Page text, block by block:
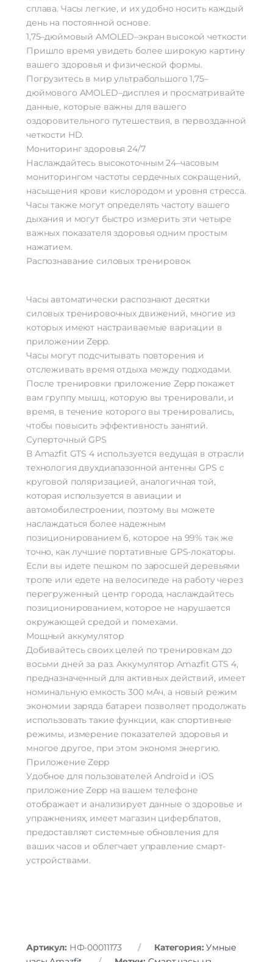
Аккумулятор
Аккумулятор
Li-Poly
Емкость аккумулятора
500 мАч
Время заряда
Время работы
Отслеживание
Дыхательные упражнения
Физическая активность
Мониторинг сна
Уровень стресса
Женское здоровье
Датчики
Акселерометр
Гироскоп
Версия Bluetooth
Питание
Функции зарядки
Навигация
Навигация GALILEO | GPS | ГЛОНАСС
Дополнительно
Оперативная Память
сплава. Часы легкие, и их удобно носить каждый
день на постоянной основе.
1,75–дюймовый AMOLED–экран высокой четкости
Пришло время увидеть более широкую картину
вашего здоровья и физической формы.
Погрузитесь в мир ультрабольшого 1,75–
дюймового AMOLED–дисплея и просматривайте
данные, которые важны для вашего
оздоровительного путешествия, в первозданной
четкости HD.
Мониторинг здоровья 24/7
Наслаждайтесь высокоточным 24–часовым
мониторингом частоты сердечных сокращений,
насыщения крови кислородом и уровня стресса.
Часы также могут определять частоту вашего
дыхания и могут быстро измерить эти четыре
важных показателя здоровья одним простым
нажатием.
Распознавание силовых тренировок
Часы автоматически распознают десятки
силовых тренировочных движений, многие из
которых имеют настраиваемые вариации в
приложении Zepp.
Часы могут подсчитывать повторения и
отслеживать время отдыха между подходами.
После тренировки приложение Zepp покажет
вам группу мышц, которую вы тренировали, и
время, в течение которого вы тренировались,
чтобы повысить эффективность занятий.
Суперточный GPS
В Amazfit GTS 4 используется ведущая в отрасли
технология двухдиапазонной антенны GPS с
круговой поляризацией, аналогичная той,
которая используется в авиации и
автомобилестроении, поэтому вы можете
наслаждаться более надежным
позиционированием 6, которое на 99% так же
точно, как лучшие портативные GPS-локаторы.
Если вы идете пешком по заросшей деревьями
тропе или едете на велосипеде на работу через
перегруженный центр города, наслаждайтесь
позиционированием, которое не нарушается
окружающей средой и помехами.
Мощный аккумулятор
Добивайтесь своих целей по тренировкам до
восьми дней за раз. Аккумулятор Amazfit GTS 4,
предназначенный для активных действий, имеет
номинальную емкость 300 мАч, а новый режим
экономии заряда батареи позволяет продолжать
использовать такие функции, как спортивные
режимы, измерение показателей здоровья и
многое другое, при этом экономя энергию.
Приложение Zepp
Удобное для пользователей Android и iOS
приложение Zepp на вашем телефоне
отображает и анализирует данные о здоровье и
упражнениях, имеет магазин циферблатов,
предоставляет системные обновления для
ваших часов и облегчает управление смарт-
устройствами.
Артикул: НФ-00011173 Категория:Умные